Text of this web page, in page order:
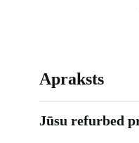
Apraksts
Jūsu refurbed